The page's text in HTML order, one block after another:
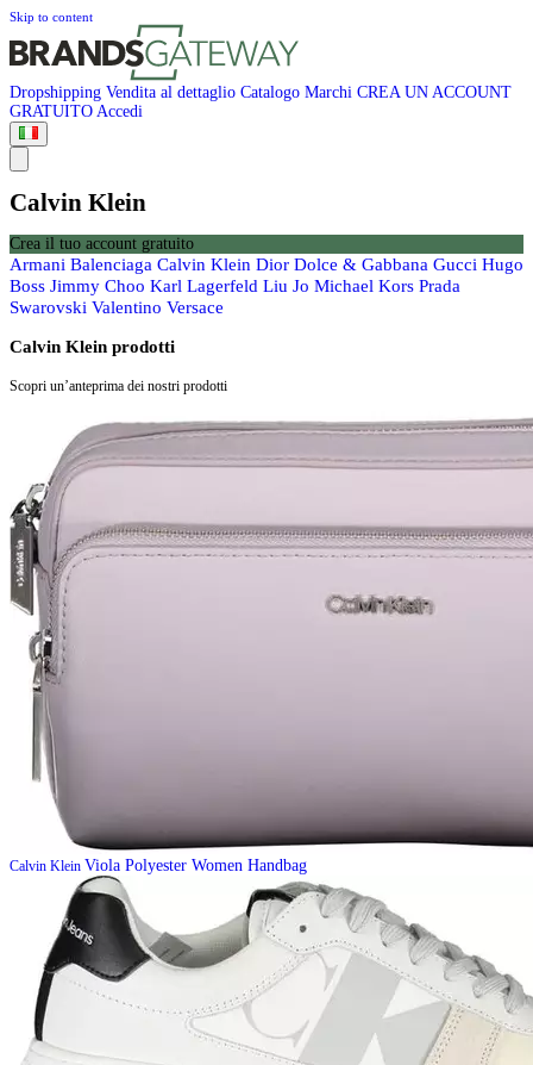
Skip to content
Dropshipping Vendita al dettaglio Catalogo Marchi CREA UN ACCOUNT
GRATUITO Accedi
Calvin Klein
Crea il tuo account gratuito
Armani Balenciaga Calvin Klein Dior Dolce & Gabbana Gucci Hugo
Boss Jimmy Choo Karl Lagerfeld Liu Jo Michael Kors Prada
Swarovski Valentino Versace
Calvin Klein prodotti
Scopri un’anteprima dei nostri prodotti
Calvin Klein Viola Polyester Women Handbag